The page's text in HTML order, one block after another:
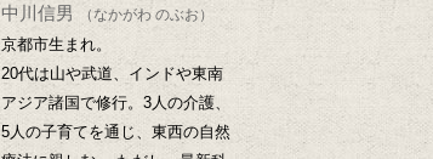
中川信男 （なかがわ のぶお）
京都市生まれ。
20代は山や武道、インドや東南
アジア諸国で修行。3人の介護、
5人の子育てを通じ、東西の自然